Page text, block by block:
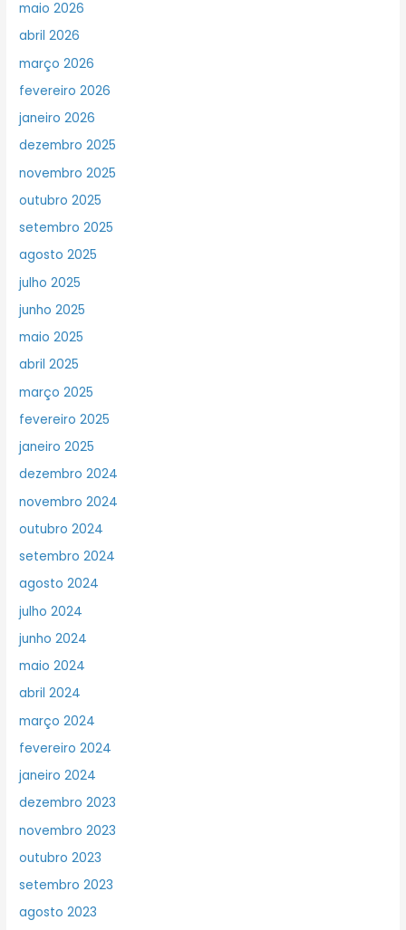
maio 2026
abril 2026
março 2026
fevereiro 2026
janeiro 2026
dezembro 2025
novembro 2025
outubro 2025
setembro 2025
agosto 2025
julho 2025
junho 2025
maio 2025
abril 2025
março 2025
fevereiro 2025
janeiro 2025
dezembro 2024
novembro 2024
outubro 2024
setembro 2024
agosto 2024
julho 2024
junho 2024
maio 2024
abril 2024
março 2024
fevereiro 2024
janeiro 2024
dezembro 2023
novembro 2023
outubro 2023
setembro 2023
agosto 2023